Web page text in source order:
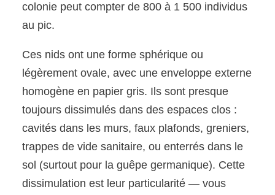
colonie peut compter de 800 à 1 500 individus
au pic.
Ces nids ont une forme sphérique ou
légèrement ovale, avec une enveloppe externe
homogène en papier gris. Ils sont presque
toujours dissimulés dans des espaces clos :
cavités dans les murs, faux plafonds, greniers,
trappes de vide sanitaire, ou enterrés dans le
sol (surtout pour la guêpe germanique). Cette
dissimulation est leur particularité — vous